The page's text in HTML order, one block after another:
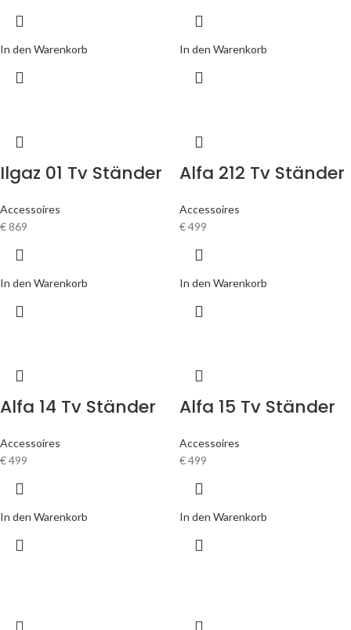
In den Warenkorb In den Warenkorb
Ilgaz 01 Tv Ständer
Accessoires
€869
In den Warenkorb
Alfa 212 Tv Ständer
Accessoires
€499
In den Warenkorb
Alfa 14 Tv Ständer
Accessoires
€499
In den Warenkorb
Alfa 15 Tv Ständer
Accessoires
€499
In den Warenkorb